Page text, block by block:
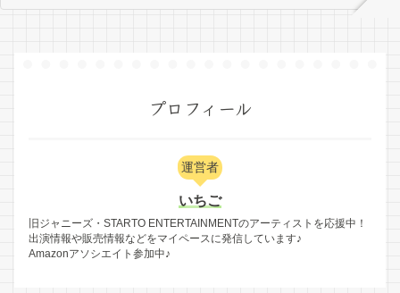
プロフィール
運営者
いちご
旧ジャニーズ・STARTO ENTERTAINMENTのアーティストを応援中！
出演情報や販売情報などをマイペースに発信しています♪
Amazonアソシエイト参加中♪